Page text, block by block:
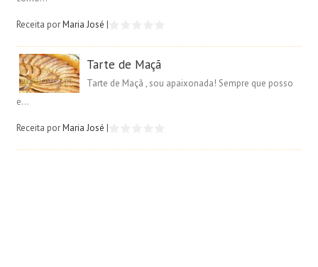
Receita porMaria José |
Tarte de Maçã
Tarte de Maçã , sou apaixonada! Sempre que posso
e...
Receita porMaria José |